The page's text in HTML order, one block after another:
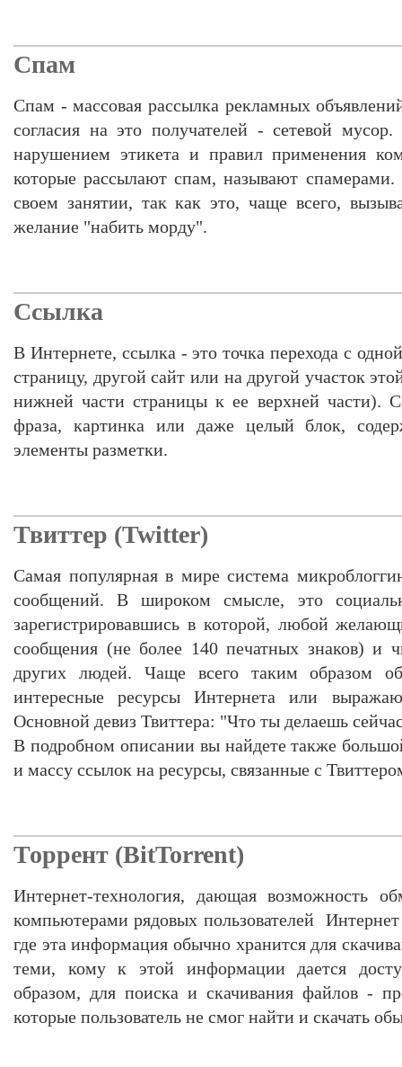
Спам
Спам - массовая рассылка рекламных
согласия на это получателей - сетевой мусор.
нарушением этикета и правил применения
которые рассылают спам, называют
своем занятии, так как это, чаще всего,
желание "набить морду".
Ссылка
В Интернете, ссылка - это точка перехода с
страницу, другой сайт или на другой участок
нижней части страницы к ее верхней части).
фраза, картинка или даже целый блок,
элементы разметки.
Твиттер (Twitter)
Самая популярная в мире система
сообщений. В широком смысле, это
зарегистрировавшись в которой, любой
сообщения (не более 140 печатных знаков) и
других людей. Чаще всего таким образом
интересные ресурсы Интернета или
Основной девиз Твиттера: "Что ты делаешь
В подробном описании вы найдете также
и массу ссылок на ресурсы, связанные с
Торрент (BitTorrent)
Интернет-технология, дающая возможность
компьютерами рядовых пользователей
где эта информация обычно хранится для
теми, кому к этой информации дается
образом, для поиска и скачивания файлов -
которые пользователь не смог найти и скачать